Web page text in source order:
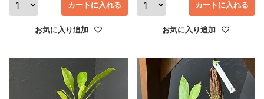
カートに入れる
お気に入り追加
カートに入れる
お気に入り追加